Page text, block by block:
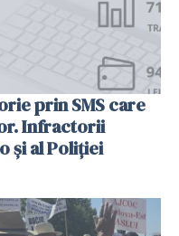
prin SMS care
Infractorii
și al Poliției